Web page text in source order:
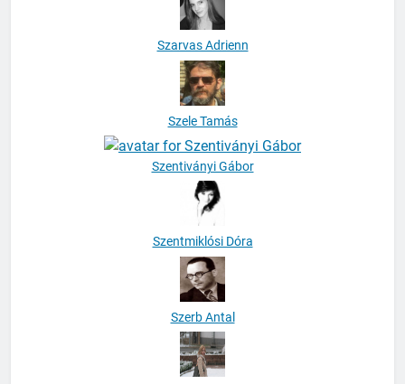
Szarvas Adrienn
Szele Tamás
Szentiványi Gábor
Szentmiklósi Dóra
Szerb Antal